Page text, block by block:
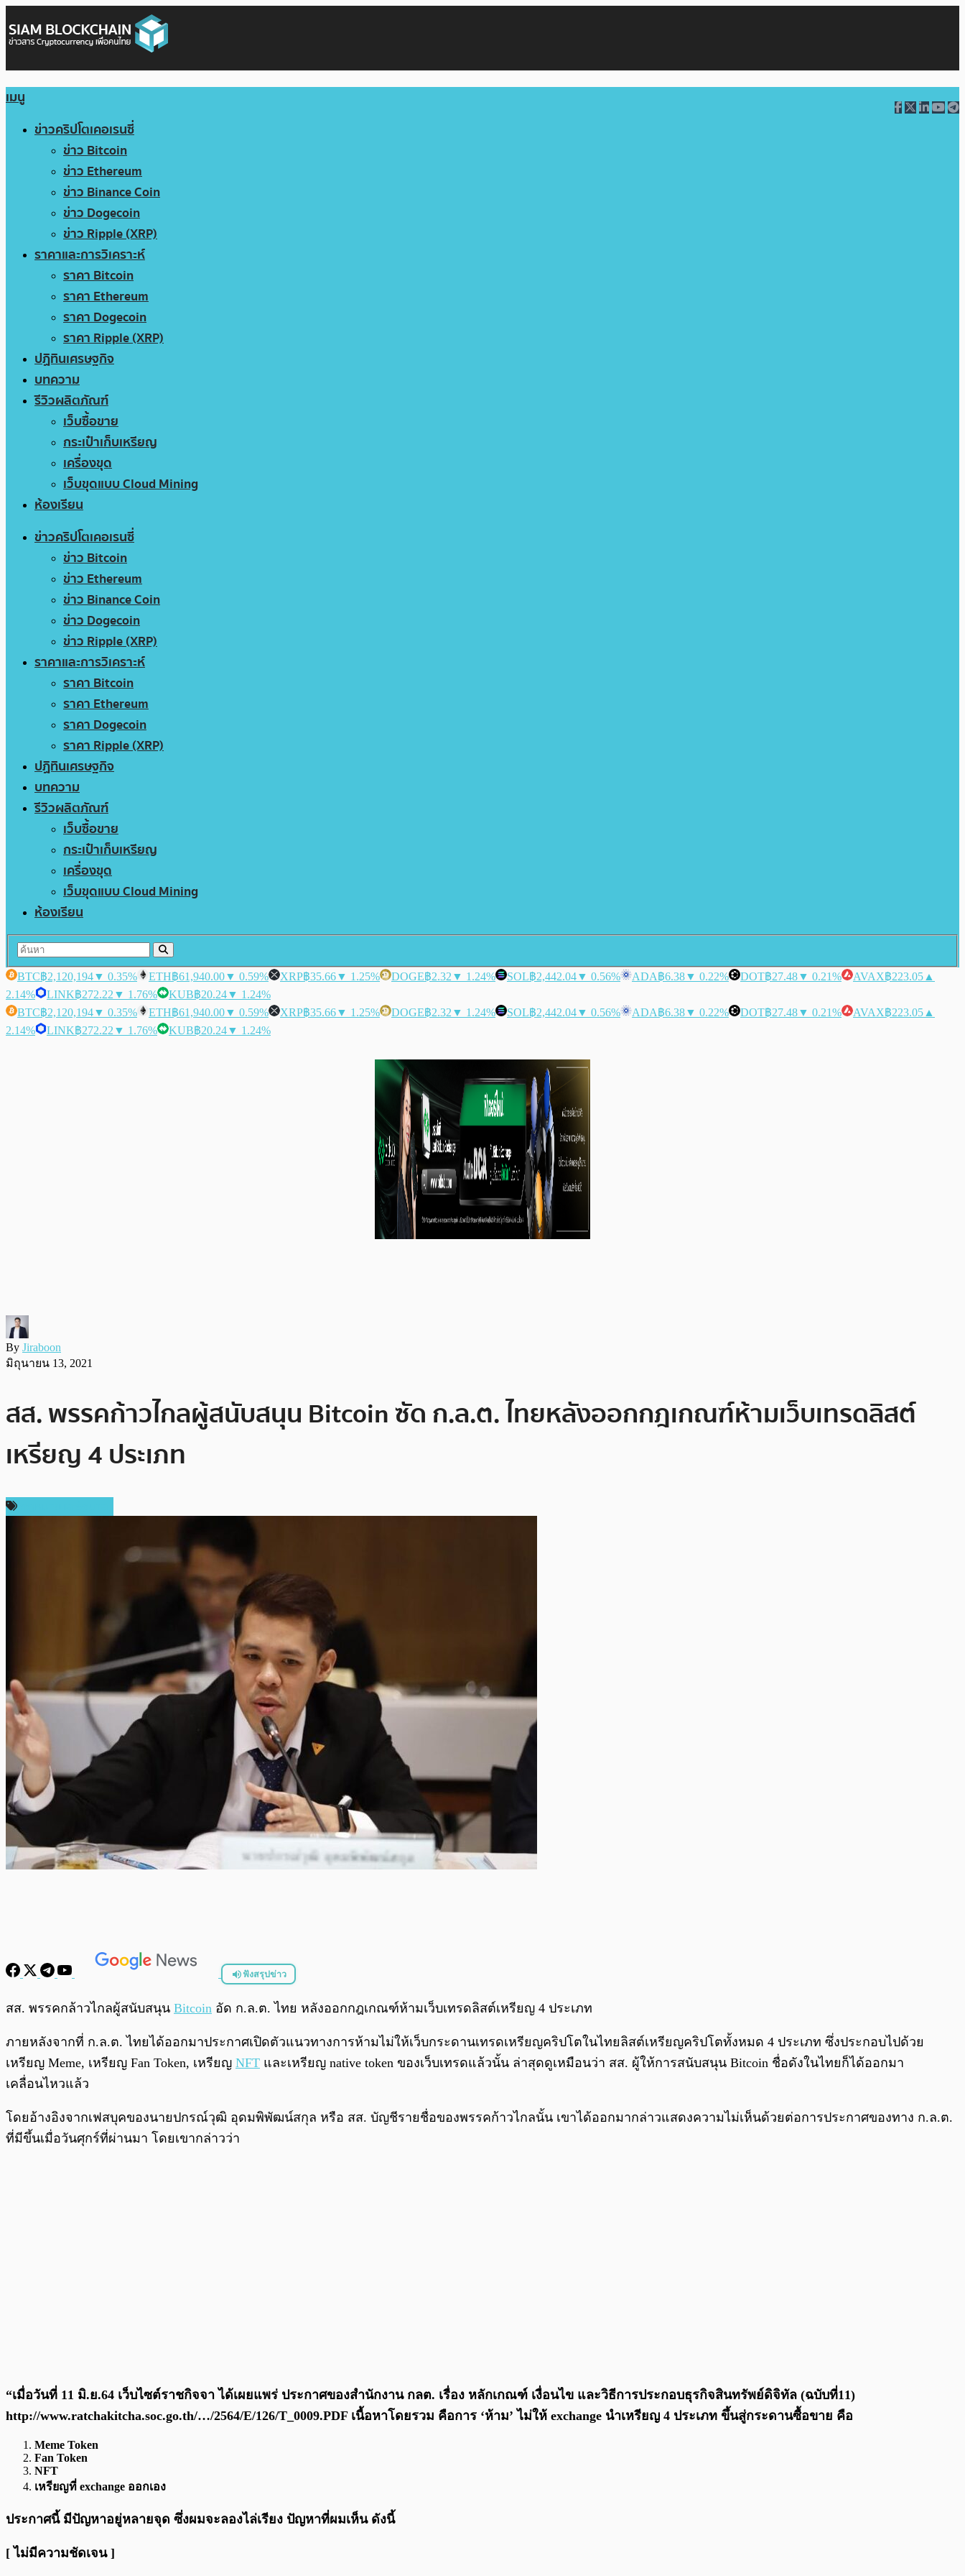
เมนู
ข่าวคริปโตเคอเรนซี่
ข่าว Bitcoin
ข่าว Ethereum
ข่าว Binance Coin
ข่าว Dogecoin
ข่าว Ripple (XRP)
ราคาและการวิเคราะห์
ราคา Bitcoin
ราคา Ethereum
ราคา Dogecoin
ราคา Ripple (XRP)
ปฏิทินเศรษฐกิจ
บทความ
รีวิวผลิตภัณฑ์
เว็บซื้อขาย
กระเป๋าเก็บเหรียญ
เครื่องขุด
เว็บขุดแบบ Cloud Mining
ห้องเรียน
ข่าวคริปโตเคอเรนซี่
ข่าว Bitcoin
ข่าว Ethereum
ข่าว Binance Coin
ข่าว Dogecoin
ข่าว Ripple (XRP)
ราคาและการวิเคราะห์
ราคา Bitcoin
ราคา Ethereum
ราคา Dogecoin
ราคา Ripple (XRP)
ปฏิทินเศรษฐกิจ
บทความ
รีวิวผลิตภัณฑ์
เว็บซื้อขาย
กระเป๋าเก็บเหรียญ
เครื่องขุด
เว็บขุดแบบ Cloud Mining
ห้องเรียน
BTC฿2,120,194▼ 0.35% ETH฿61,940.00▼ 0.59% XRP฿35.66▼ 1.25% DOGE฿2.32 ▼ 1.24% SOL฿2,442.04▼ 0.56% ADA฿6.38▼ 0.22% DOT฿27.48▼ 0.21% AVAX฿223.05 ▲
2.14%
LINK฿272.22 ▼ 1.76% KUB฿20.24▼ 1.24%
BTC฿2,120,194▼ 0.35% ETH฿61,940.00▼ 0.59% XRP฿35.66▼ 1.25% DOGE฿2.32 ▼ 1.24% SOL฿2,442.04▼ 0.56% ADA฿6.38▼ 0.22% DOT฿27.48▼ 0.21% AVAX฿223.05 ▲
2.14%
LINK฿272.22 ▼ 1.76% KUB฿20.24▼ 1.24%
By Jiraboon
มิถุนายน 13, 2021
สส. พรรคก้าวไกลผู้สนับสนุน Bitcoin ซัด ก.ล.ต. ไทยหลังออกกฎเกณฑ์ห้ามเว็บเทรดลิสต์
เหรียญ 4 ประเภท
ฟังสรุปข่าว
พร้อมเล่น
สส. พรรคกล้าวไกลผู้สนับสนุน Bitcoin อัด ก.ล.ต. ไทย หลังออกกฎเกณฑ์ห้ามเว็บเทรดลิสต์เหรียญ 4 ประเภท
ภายหลังจากที่ ก.ล.ต. ไทยได้ออกมาประกาศเปิดตัวแนวทางการห้ามไม่ให้เว็บกระดานเทรดเหรียญคริปโตในไทยลิสต์เหรียญคริปโตทั้งหมด 4 ประเภท ซึ่งประกอบไปด้วย
เหรียญ Meme, เหรียญ Fan Token, เหรียญ NFT และเหรียญ native token ของเว็บเทรดแล้วนั้น ล่าสุดดูเหมือนว่า สส. ผู้ให้การสนับสนุน Bitcoin ชื่อดังในไทยก็ได้ออกมา
เคลื่อนไหวแล้ว
โดยอ้างอิงจากเฟสบุคของนายปกรณ์วุฒิ อุดมพิพัฒน์สกุล หรือ สส. บัญชีรายชื่อของพรรคก้าวไกลนั้น เขาได้ออกมากล่าวแสดงความไม่เห็นด้วยต่อการประกาศของทาง ก.ล.ต.
ที่มีขึ้นเมื่อวันศุกร์ที่ผ่านมา โดยเขากล่าวว่า
“เมื่อวันที่ 11 มิ.ย.64 เว็บไซต์ราชกิจจา ได้เผยแพร่ ประกาศของสำนักงาน กลต. เรื่อง หลักเกณฑ์ เงื่อนไข และวิธีการประกอบธุรกิจสินทรัพย์ดิจิทัล (ฉบับที่11)
http://www.ratchakitcha.soc.go.th/…/2564/E/126/T_0009.PDF เนื้อหาโดยรวม คือการ ‘ห้าม’ ไม่ให้ exchange นำเหรียญ 4 ประเภท ขึ้นสู่กระดานซื้อขาย คือ
Meme Token
Fan Token
NFT
เหรียญที่ exchange ออกเอง
ประกาศนี้ มีปัญหาอยู่หลายจุด ซึ่งผมจะลองไล่เรียง ปัญหาที่ผมเห็น ดังนี้
[ ไม่มีความชัดเจน ]